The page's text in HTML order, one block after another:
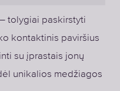
tolygiai paskirstyti
kontaktinis paviršius
su įprastais jonų
unikalios medžiagos